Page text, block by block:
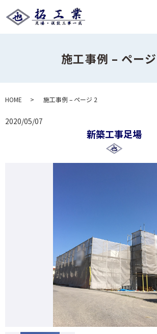
施工事例 – ペー
HOME 施工事例 – ページ 2
2020/05/07
新築工事足場